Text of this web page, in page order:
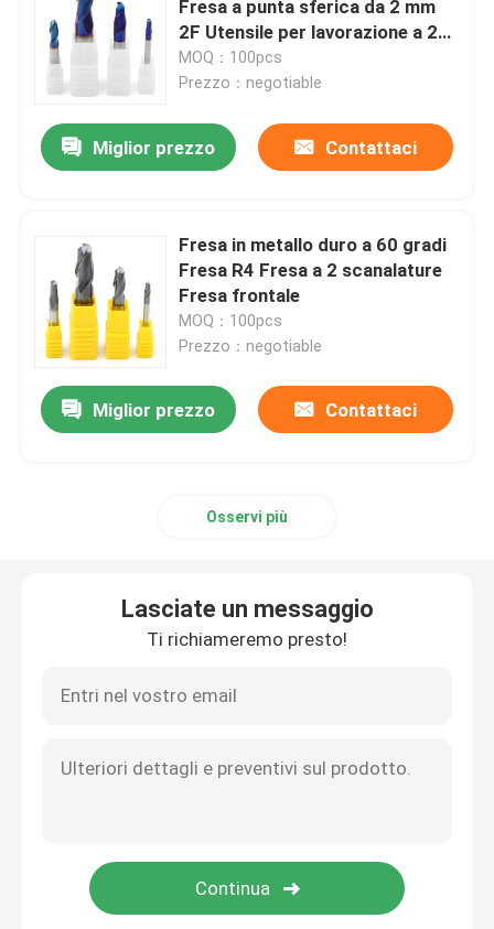
Fresa del carburo
Inserto in metallo duro per fresatura
Carburo che scanala inserzione
Carburo che infila le inserzioni
Inserto per trapano a U
Fresa per smusso
Fresa a punta sferica da 2 mm
2F Utensile per lavorazione a 2
scanalature
MOQ：100pcs
Prezzo：negotiable
Miglior prezzo Contattaci
Fresa in metallo duro a 60 gradi
Fresa R4 Fresa a 2 scanalature
Fresa frontale
MOQ：100pcs
Prezzo：negotiable
Miglior prezzo Contattaci
Osservi più
Lasciate un messaggio
Ti richiameremo presto!